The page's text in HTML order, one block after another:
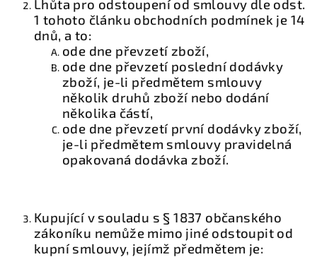
Lhůta pro odstoupení od smlouvy dle odst.
1 tohoto článku obchodních podmínek je 14
dnů, a to:
ode dne převzetí zboží,
ode dne převzetí poslední dodávky
zboží, je-li předmětem smlouvy
několik druhů zboží nebo dodání
několika částí,
ode dne převzetí první dodávky zboží,
je-li předmětem smlouvy pravidelná
opakovaná dodávka zboží.
Kupující v souladu s § 1837 občanského
zákoníku nemůže mimo jiné odstoupit od
kupní smlouvy, jejímž předmětem je: